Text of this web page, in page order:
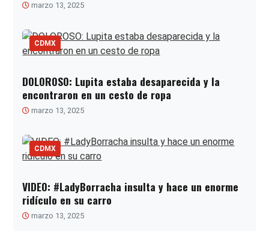
marzo 13, 2025
CDMX
DOLOROSO: Lupita estaba desaparecida y la
encontraron en un cesto de ropa
marzo 13, 2025
CDMX
VIDEO: #LadyBorracha insulta y hace un enorme
ridículo en su carro
marzo 13, 2025